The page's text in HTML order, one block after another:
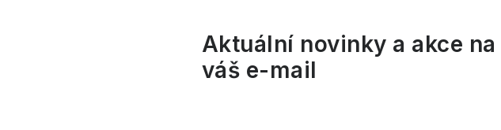
d
Aktuální novinky a akce na
váš e-mail